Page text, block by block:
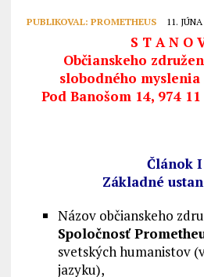
PUBLIKOVAL: PROMETHEUS 11.
S T A N O
Občianskeho
slobodného myslenia
Pod Banošom 14, 974
Článok I
Základné
Názov občianskeho
Spoločnosť
svetských humanistov
jazyku),